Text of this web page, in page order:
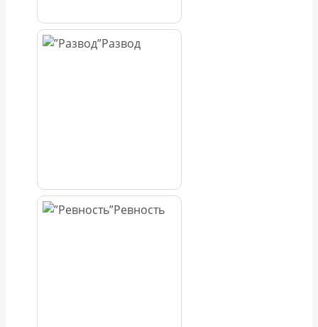
Развод
Ревность